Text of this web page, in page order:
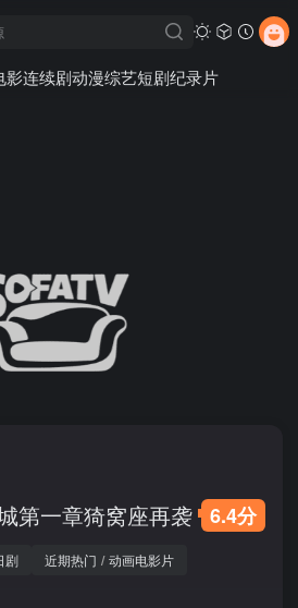
影连续剧动漫综艺短剧纪录片
第一章猗窝座再袭 6.4分
剧 近期热门 / 动画电影片